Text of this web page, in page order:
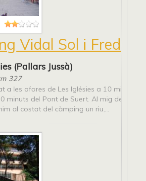
Vidal Sol i Fred
(Pallars Jussà)
327
a les afores de Les Iglésies a 10 minuts
minuts del Pont de Suert. Al mig de la vall
al costat del càmping un riu,...